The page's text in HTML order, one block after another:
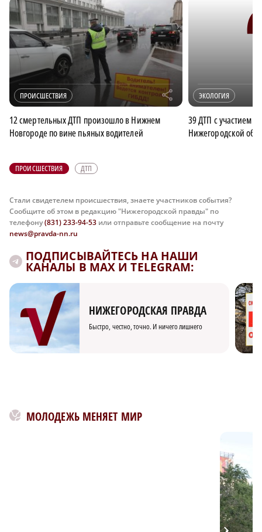
ПРОИСШЕСТВИЯ r
12 смертельных ДТП произошло в Нижнем
Новгороде по вине пьяных водителей
ЭКОЛОГИЯ
39 ДТП с участием
Нижегородской
ПРОИСШЕСТВИЯ ДТП
Стали свидетелем происшествия, знаете участников события?
Сообщите об этом в редакцию "Нижегородской правды" по
телефону(831) 233-94-53 или отправьте сообщение на почту
news@pravda-nn.ru
ПОДПИСЫВАЙТЕСЬ НА НАШИ
КАНАЛЫ В MAX И TELEGRAM:
НИЖЕГОРОДСКАЯ ПРАВДА
Быстро, честно, точно. И ничего лишнего
МОЛОДЕЖЬ МЕНЯЕТ МИР